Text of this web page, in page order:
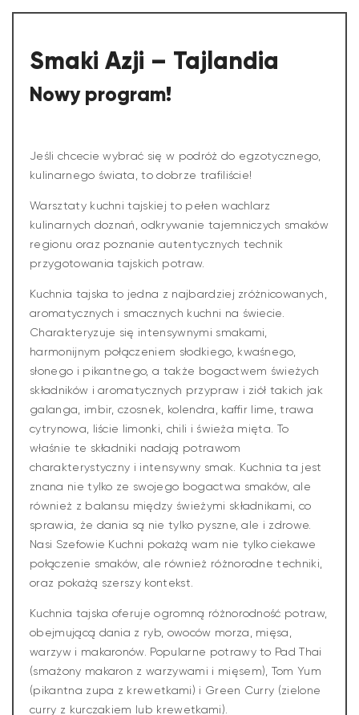
Smaki Azji – Tajlandia
Nowy program!
Jeśli chcecie wybrać się w podróż do egzotycznego,
kulinarnego świata, to dobrze trafiliście!
Warsztaty kuchni tajskiej to pełen wachlarz
kulinarnych doznań, odkrywanie tajemniczych smaków
regionu oraz poznanie autentycznych technik
przygotowania tajskich potraw.
Kuchnia tajska to jedna z najbardziej zróżnicowanych,
aromatycznych i smacznych kuchni na świecie.
Charakteryzuje się intensywnymi smakami,
harmonijnym połączeniem słodkiego, kwaśnego,
słonego i pikantnego, a także bogactwem świeżych
składników i aromatycznych przypraw i ziół takich jak
galanga, imbir, czosnek, kolendra, kaffir lime, trawa
cytrynowa, liście limonki, chili i świeża mięta. To
właśnie te składniki nadają potrawom
charakterystyczny i intensywny smak. Kuchnia ta jest
znana nie tylko ze swojego bogactwa smaków, ale
również z balansu między świeżymi składnikami, co
sprawia, że dania są nie tylko pyszne, ale i zdrowe.
Nasi Szefowie Kuchni pokażą wam nie tylko ciekawe
połączenie smaków, ale również różnorodne techniki,
oraz pokażą szerszy kontekst.
Kuchnia tajska oferuje ogromną różnorodność potraw,
obejmującą dania z ryb, owoców morza, mięsa,
warzyw i makaronów. Popularne potrawy to Pad Thai
(smażony makaron z warzywami i mięsem), Tom Yum
(pikantna zupa z krewetkami) i Green Curry (zielone
curry z kurczakiem lub krewetkami).